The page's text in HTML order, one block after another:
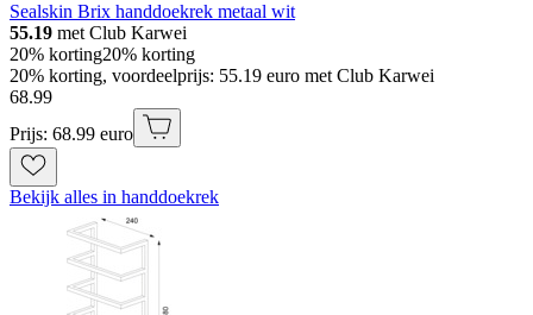
Sealskin Brix handdoekrek metaal wit
55.19 met Club Karwei
20% korting20% korting
20% korting, voordeelprijs: 55.19 euro met Club Karwei
68.99
Prijs: 68.99 euro
Bekijk alles in handdoekrek